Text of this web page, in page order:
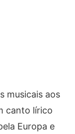
musicais aos
canto lírico
Europa e